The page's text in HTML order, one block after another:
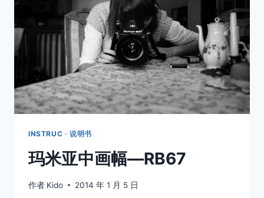
INSTRUC · 说明书
玛米亚中画幅—RB67
作者 Kido 2014 年 1 月 5 日